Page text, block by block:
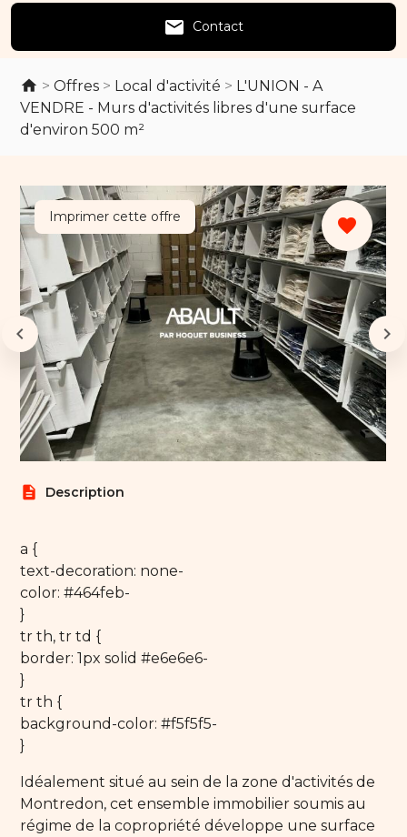
email Contact
>Offres > Local d'activité > L'UNION - A
VENDRE - Murs d'activités libres d'une surface
d'environ 500 m²
favorite
Imprimer cette offre
description Description
a {
text-decoration: none-
color: #464feb-
}
tr th, tr td {
border: 1px solid #e6e6e6-
}
tr th {
background-color: #f5f5f5-
}
Idéalement situé au sein de la zone d'activités de
Montredon, cet ensemble immobilier soumis au
régime de la copropriété développe une surface